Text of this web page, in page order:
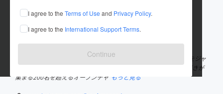
I agree to the Terms of Use and Privacy Policy.
I agree to the International Support Terms.
Continue
これまでに3回支援して1件のプロジェクトを投稿しています
在住国：日本 現在地：未設定
出身国：日本 出身地：未設定
1年間300冊以上本を読む社会人1年目。 Instagramでは読んだ本をジャ
ンル別にランキング形式で投稿。 現在フォロワー数10万人。 本好きが
集まる200名を超えるオープンチャ もっと見る